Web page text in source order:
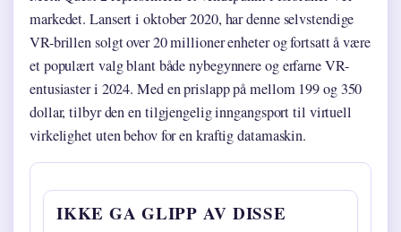
markedet. Lansert i oktober 2020, har denne selvstendige
VR-brillen solgt over 20 millioner enheter og fortsatt å være
et populært valg blant både nybegynnere og erfarne VR-
entusiaster i 2024. Med en prislapp på mellom 199 og 350
dollar, tilbyr den en tilgjengelig inngangsport til virtuell
virkelighet uten behov for en kraftig datamaskin.
IKKE GA GLIPP AV DISSE